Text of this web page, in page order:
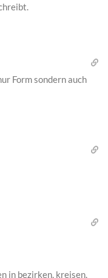
Form sondern auch
in bezirken, kreisen,